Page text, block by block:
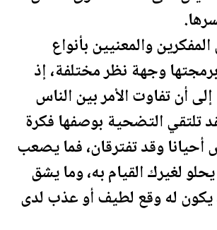
والمعنيين بأنواع
وجهة نظر مختلفة، إذ
أن تفاوت الأمر بين الناس
تلتقي التضحية بوصفها فكرة
أحيانا وقد تفترقان، فما يصعب
لغيرك القيام به، وما يشق
له وقع لطيف أو عذب لدى